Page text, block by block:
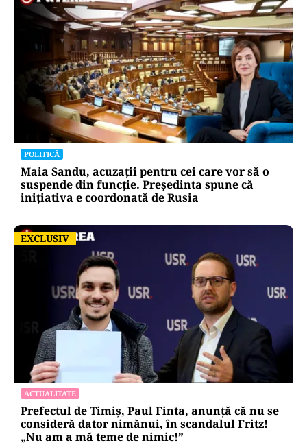
POLITICĂ
Maia Sandu, acuzații pentru cei care vor să o
suspende din funcție. Președinta spune că
inițiativa e coordonată de Rusia
EXCLUSIV
EXCLUSIV
ACTUALITATE
Prefectul de Timiș, Paul Finta, anunță că nu se
consideră dator nimănui, în scandalul Fritz!
„Nu am a mă teme de nimic!”